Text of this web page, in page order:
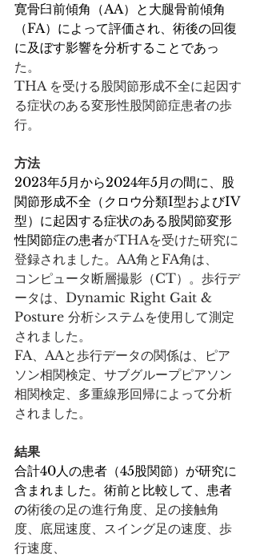
寛骨臼前傾角（AA）と大腿骨前傾角
（FA）によって評価され、術後の回復
に及ぼす影響を分析することであっ
た。
THA を受ける股関節形成不全に起因す
る症状のある変形性股関節症患者の歩
行。
方法
2023年5月から2024年5月の間に、股
関節形成不全（クロウ分類I型およびIV
型）に起因する症状のある股関節変形
性関節症の患者がTHAを受けた研究に
登録されました。AA角とFA角は、
コンピュータ断層撮影（CT）。歩行デ
ータは、Dynamic Right Gait &
Posture 分析システムを使用して測定
されました。
FA、AAと歩行データの関係は、ピア
ソン相関検定、サブグループピアソン
相関検定、多重線形回帰によって分析
されました。
結果
合計40人の患者（45股関節）が研究に
含まれました。術前と比較して、患者
の術後の足の進行角度、足の接触角
度、底屈速度、スイング足の速度、歩
行速度、